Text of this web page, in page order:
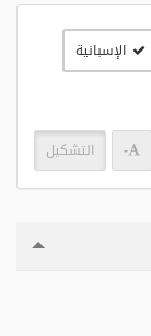
الإسبانية
- التشكيل